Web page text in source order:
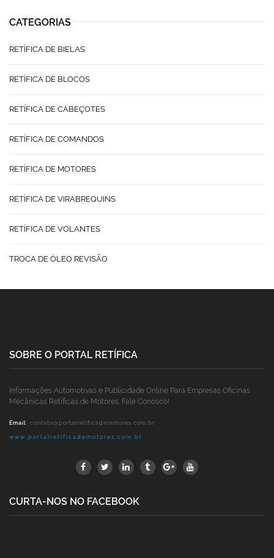
CATEGORIAS
RETÍFICA DE BIELAS
RETÍFICA DE BLOCOS
RETÍFICA DE CABEÇOTES
RETÍFICA DE COMANDOS
RETÍFICA DE MOTORES
RETÍFICA DE VIRABREQUINS
RETÍFICA DE VOLANTES
TROCA DE ÓLEO REVISÃO
SOBRE O PORTAL RETÍFICA
Informações Automotivas e Publicidade Online Para Empresas Oficinas
Mecânicas Retíficas de Motores. Fale Conosco!
Email : contato@portalretificademotores.com.br
www.portalretificademotores.com.br
CURTA-NOS NO FACEBOOK